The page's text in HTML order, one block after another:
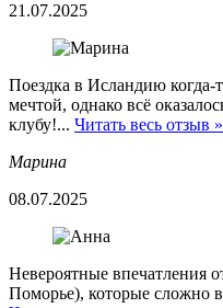
21.07.2025
Поездка в Исландию когда-
мечтой, однако всё
клубу!... Читать весь отзыв »
Марина
08.07.2025
Невероятные впечатления
Поморье), которые сложно